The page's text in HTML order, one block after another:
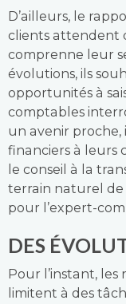
D’ailleurs, le
clients attendent
comprenne leur
évolutions, ils
opportunités à
comptables
un avenir proche,
financiers à leurs
le conseil à la
terrain naturel de
pour l’expert-
DES
Pour l’instant, les
limitent à des